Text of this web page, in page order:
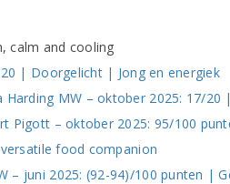
calm and cooling
| Doorgelicht | Jong en energiek
Harding MW – oktober 2025: 17/20
Pigott – oktober 2025: 95/100
food companion
– juni 2025: (92-94)/100 punten |